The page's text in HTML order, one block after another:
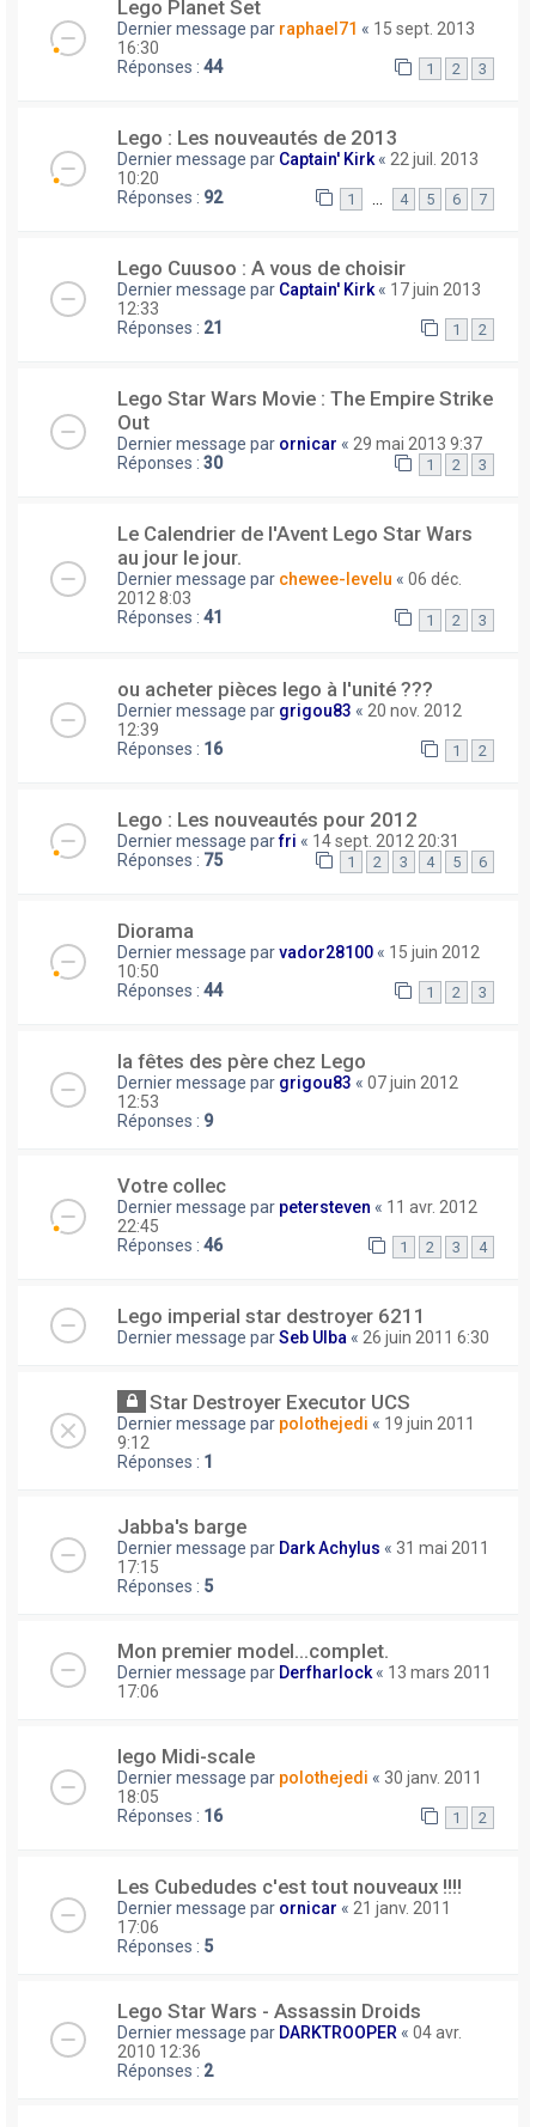
Lego Planet Set
Dernier message par raphael71 « 15 sept. 2013
16:30
Réponses : 44 1 2 3
Lego : Les nouveautés de 2013
Dernier message par Captain' Kirk « 22 juil. 2013
10:20
Réponses : 92 1 4 5 6 7
Lego Cuusoo : A vous de choisir
Dernier message par Captain' Kirk « 17 juin 2013
12:33
Réponses : 21 1 2
Lego Star Wars Movie : The Empire Strike
Out
Dernier message par ornicar « 29 mai 2013 9:37
Réponses : 30 1 2 3
Le Calendrier de l'Avent Lego Star Wars
au jour le jour.
Dernier message par chewee-levelu « 06 déc.
2012 8:03
Réponses : 41 1 2 3
ou acheter pièces lego à l'unité ???
Dernier message par grigou83 « 20 nov. 2012
12:39
Réponses : 16 1 2
Lego : Les nouveautés pour 2012
Dernier message parfri « 14 sept. 2012 20:31
Réponses : 75 1 2 3 4 5 6
Diorama
Dernier message parvador28100 « 15 juin 2012
10:50
Réponses : 44 1 2 3
la fêtes des père chez Lego
Dernier message par grigou83 « 07 juin 2012
12:53
Réponses : 9
Votre collec
Dernier message par petersteven « 11 avr. 2012
22:45
Réponses : 46 1 2 3 4
Lego imperial star destroyer 6211
Dernier message parSeb Ulba « 26 juin 2011 6:30
Star Destroyer Executor UCS
Dernier message par polothejedi « 19 juin 2011
9:12
Réponses : 1
Jabba's barge
Dernier message par Dark Achylus « 31 mai 2011
17:15
Réponses : 5
Mon premier model...complet.
Dernier message par Derfharlock« 13 mars 2011
17:06
lego Midi-scale
Dernier message par polothejedi « 30 janv. 2011
18:05
Réponses : 16 1 2
Les Cubedudes c'est tout nouveaux !!!!
Dernier message par ornicar « 21 janv. 2011
17:06
Réponses : 5
Lego Star Wars - Assassin Droids
Dernier message par DARKTROOPER « 04 avr.
2010 12:36
Réponses : 2